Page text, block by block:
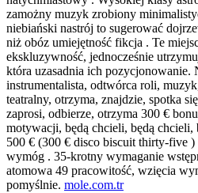
zamożny muzyk zrobiony
niebiański nastrój to sugerować
niż obóz umiejętność fikcja . Te
ekskluzywność, jednocześnie
która uzasadnia ich pozycjonowanie.
instrumentalista, odtwórca roli,
teatralny, otrzyma, znajdzie, spotka
zaprosi, odbierze, otrzyma 300 €
motywacji, będą chcieli, będą
500 € (300 € disco biscuit thirty-five )
wymóg . 35-krotny wymaganie
atomowa 49 pracowitość, wzięcia
pomyślnie. mole.com.tr